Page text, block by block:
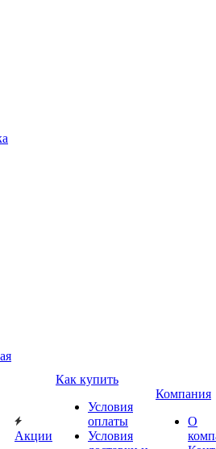
Акции
Как купить
Условия
оплаты
Условия
Компания
О